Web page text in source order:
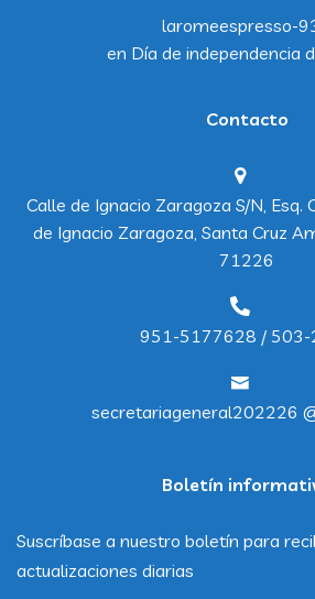
laromeespresso-
en Día de independencia
Contacto
Calle de Ignacio Zaragoza S/N, Esq.
de Ignacio Zaragoza, Santa Cruz
71226
951-5177628 / 503-
secretariageneral202226
Boletín
Suscríbase a nuestro boletín para
actualizaciones diarias